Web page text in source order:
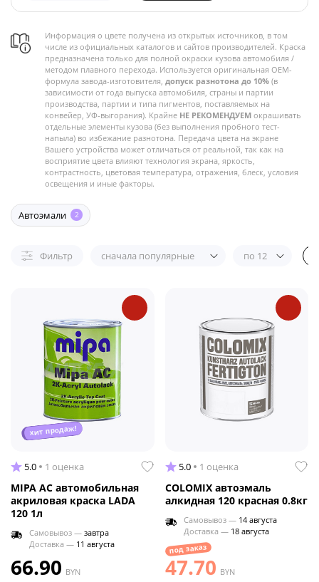
Информация о цвете получена из открытых источников, в том
числе из официальных каталогов и сайтов производителей. Краска
предназначена только для полной окраски кузова автомобиля /
методом плавного перехода. Используется оригинальная OEM-
формула завода-изготовителя, допуск разнотона до 10% (в
зависимости от года выпуска автомобиля, страны и партии
производства, партии и типа пигментов, поставляемых на
конвейер, УФ-выгорания). Крайне НЕ РЕКОМЕНДУЕМ окрашивать
отдельные элементы кузова (без выполнения пробного тест-
напыла) во избежание разнотона. Передача цвета на экране
Вашего устройства может отличаться от реальной, так как на
восприятие цвета влияют технология экрана, яркость,
контрастность, цветовая температура, отражения, блеск, условия
освещения и иные факторы.
Автоэмали 2
Фильтр сначала популярные по 12
хит продаж!
5.0 1 оценка
MIPA AC автомобильная
акриловая краска LADA
120 1л
Самовывоз — завтра
Доставка — 11 августа
66.90 BYN
5.0 1 оценка
COLOMIX автоэмаль
алкидная 120 красная 0.8кг
Самовывоз — 14 августа
Доставка — 18 августа
под заказ
47.70 BYN